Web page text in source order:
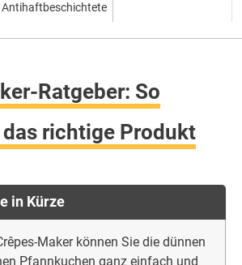
Antihaftbeschichtete
Ratgeber: So
richtige Produkt
in Kürze
Maker können Sie die dünnen
Pfannkuchen ganz einfach und